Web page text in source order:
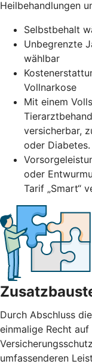
Heilbehandlungen
Selbstbehalt
Unbegrenzte
wählbar
Vollnarkose
Mit einem
versicherbar,
oder Diabetes.
oder
Tarif „Smart“
Durch Abschluss
einmalige Recht
umfassenderen